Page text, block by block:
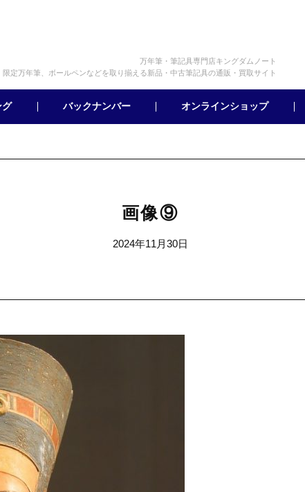
万年筆・筆記具専門店キングダムノート
定万年筆、ボールペンなどを取り揃える新品・中古筆記具の通販・買取サイト
グ バックナンバー オンラインショップ
画像⑨
2024年11月30日